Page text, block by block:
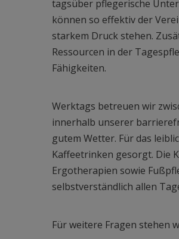
tagsüber pflegerische
können so effektiv der
starkem Druck stehen.
Ressourcen in der
Fähigkeiten.
Werktags betreuen wir
innerhalb unserer
gutem Wetter. Für das
Kaffeetrinken gesorgt. Die
Ergotherapien sowie
selbstverständlich allen
Für weitere Fragen stehen